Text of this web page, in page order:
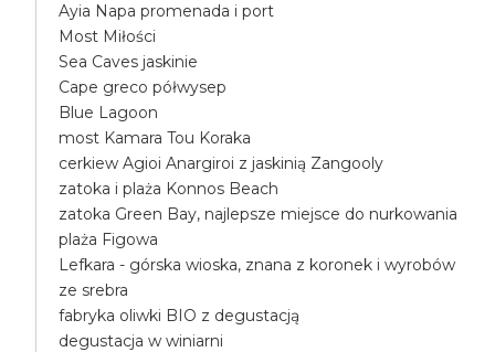
Ayia Napa promenada i port
Most Miłości
Sea Caves jaskinie
Cape greco półwysep
Blue Lagoon
most Kamara Tou Koraka
cerkiew Agioi Anargiroi z jaskinią Zangooly
zatoka i plaża Konnos Beach
zatoka Green Bay, najlepsze miejsce do nurkowania
plaża Figowa
Lefkara - górska wioska, znana z koronek i wyrobów
ze srebra
fabryka oliwki BIO z degustacją
degustacja w winiarni